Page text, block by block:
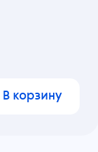
В корзину